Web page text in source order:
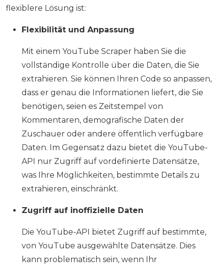
flexiblere Lösung ist:
Flexibilität und Anpassung
Mit einem YouTube Scraper haben Sie die
vollständige Kontrolle über die Daten, die Sie
extrahieren. Sie können Ihren Code so anpassen,
dass er genau die Informationen liefert, die Sie
benötigen, seien es Zeitstempel von
Kommentaren, demografische Daten der
Zuschauer oder andere öffentlich verfügbare
Daten. Im Gegensatz dazu bietet die YouTube-
API nur Zugriff auf vordefinierte Datensätze,
was Ihre Möglichkeiten, bestimmte Details zu
extrahieren, einschränkt.
Zugriff auf inoffizielle Daten
Die YouTube-API bietet Zugriff auf bestimmte,
von YouTube ausgewählte Datensätze. Dies
kann problematisch sein, wenn Ihr